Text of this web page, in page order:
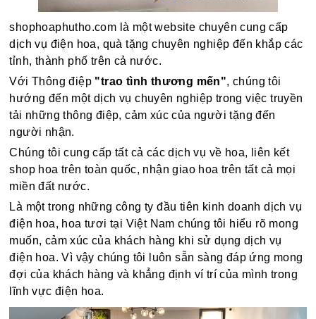
shophoaphutho.com là một website chuyên cung cấp
dịch vụ điện hoa, quà tặng chuyên nghiệp đến khắp các
tỉnh, thành phố trên cả nước.
Với Thông điệp "trao tình thương mến", chúng tôi
hướng đến một dịch vụ chuyên nghiệp trong việc truyền
tải những thông điệp, cảm xúc của người tặng đến
người nhận.
Chúng tôi cung cấp tất cả các dịch vụ về hoa, liên kết
shop hoa trên toàn quốc, nhận giao hoa trên tất cả mọi
miền đất nước.
Là một trong những công ty đầu tiên kinh doanh dịch vụ
điện hoa, hoa tươi tại Việt Nam chúng tôi hiểu rõ mong
muốn, cảm xúc của khách hàng khi sử dụng dịch vụ
điện hoa. Vì vậy chúng tôi luôn sẵn sàng đáp ứng mong
đợi của khách hàng và khẳng định ví trí của mình trong
lĩnh vực điện hoa.